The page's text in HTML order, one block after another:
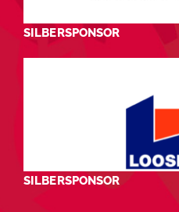
SILBERSPONSOR
SILBERSPONSOR